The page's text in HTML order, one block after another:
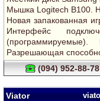
Мышка Logitech B100.
Новая запакованная
Интерфейс
Разрешающая
(094) 952-88-78
Viator